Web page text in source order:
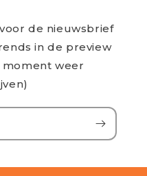
de nieuwsbrief
in de preview
weer